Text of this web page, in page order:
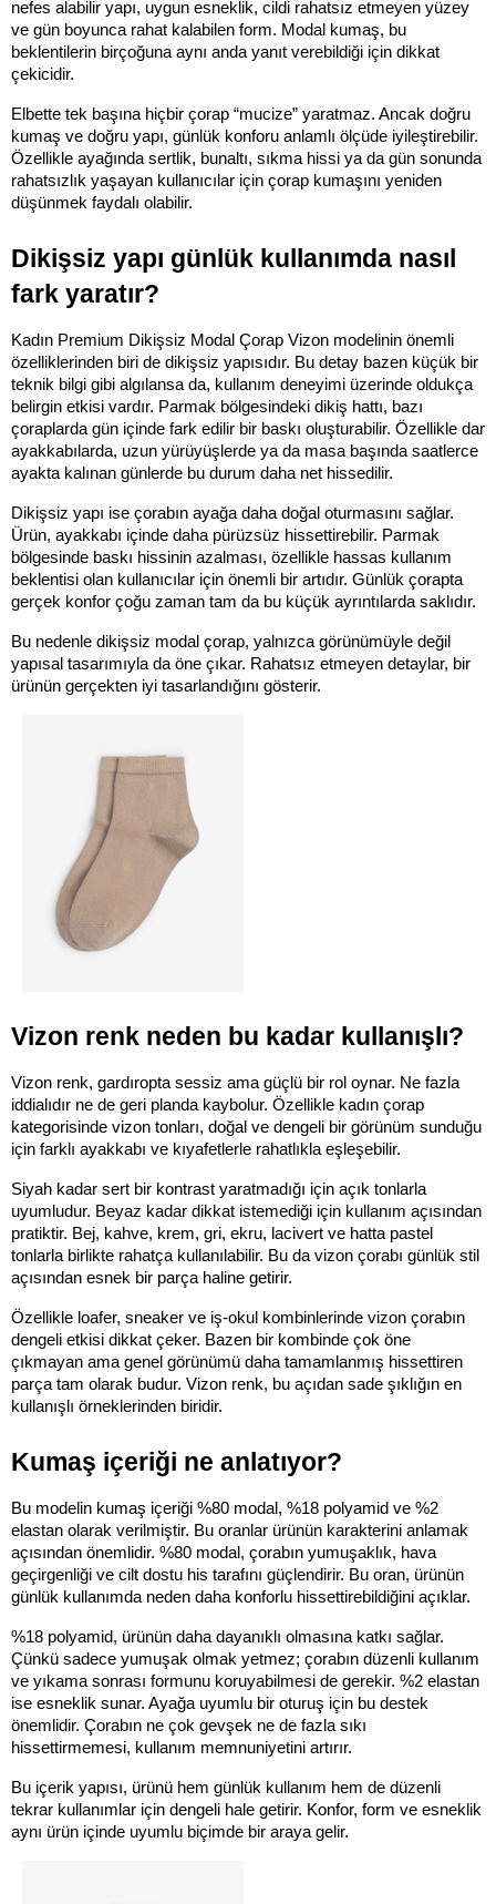
nefes alabilir yapı, uygun esneklik, cildi rahatsız etmeyen yüzey
ve gün boyunca rahat kalabilen form. Modal kumaş, bu
beklentilerin birçoğuna aynı anda yanıt verebildiği için dikkat
çekicidir.
Elbette tek başına hiçbir çorap “mucize” yaratmaz. Ancak doğru
kumaş ve doğru yapı, günlük konforu anlamlı ölçüde iyileştirebilir.
Özellikle ayağında sertlik, bunaltı, sıkma hissi ya da gün sonunda
rahatsızlık yaşayan kullanıcılar için çorap kumaşını yeniden
düşünmek faydalı olabilir.
Dikişsiz yapı günlük kullanımda nasıl
fark yaratır?
Kadın Premium Dikişsiz Modal Çorap Vizon modelinin önemli
özelliklerinden biri de dikişsiz yapısıdır. Bu detay bazen küçük bir
teknik bilgi gibi algılansa da, kullanım deneyimi üzerinde oldukça
belirgin etkisi vardır. Parmak bölgesindeki dikiş hattı, bazı
çoraplarda gün içinde fark edilir bir baskı oluşturabilir. Özellikle dar
ayakkabılarda, uzun yürüyüşlerde ya da masa başında saatlerce
ayakta kalınan günlerde bu durum daha net hissedilir.
Dikişsiz yapı ise çorabın ayağa daha doğal oturmasını sağlar.
Ürün, ayakkabı içinde daha pürüzsüz hissettirebilir. Parmak
bölgesinde baskı hissinin azalması, özellikle hassas kullanım
beklentisi olan kullanıcılar için önemli bir artıdır. Günlük çorapta
gerçek konfor çoğu zaman tam da bu küçük ayrıntılarda saklıdır.
Bu nedenle dikişsiz modal çorap, yalnızca görünümüyle değil
yapısal tasarımıyla da öne çıkar. Rahatsız etmeyen detaylar, bir
ürünün gerçekten iyi tasarlandığını gösterir.
Vizon renk neden bu kadar kullanışlı?
Vizon renk, gardıropta sessiz ama güçlü bir rol oynar. Ne fazla
iddialıdır ne de geri planda kaybolur. Özellikle kadın çorap
kategorisinde vizon tonları, doğal ve dengeli bir görünüm sunduğu
için farklı ayakkabı ve kıyafetlerle rahatlıkla eşleşebilir.
Siyah kadar sert bir kontrast yaratmadığı için açık tonlarla
uyumludur. Beyaz kadar dikkat istemediği için kullanım açısından
pratiktir. Bej, kahve, krem, gri, ekru, lacivert ve hatta pastel
tonlarla birlikte rahatça kullanılabilir. Bu da vizon çorabı günlük stil
açısından esnek bir parça haline getirir.
Özellikle loafer, sneaker ve iş-okul kombinlerinde vizon çorabın
dengeli etkisi dikkat çeker. Bazen bir kombinde çok öne
çıkmayan ama genel görünümü daha tamamlanmış hissettiren
parça tam olarak budur. Vizon renk, bu açıdan sade şıklığın en
kullanışlı örneklerinden biridir.
Kumaş içeriği ne anlatıyor?
Bu modelin kumaş içeriği %80 modal, %18 polyamid ve %2
elastan olarak verilmiştir. Bu oranlar ürünün karakterini anlamak
açısından önemlidir. %80 modal, çorabın yumuşaklık, hava
geçirgenliği ve cilt dostu his tarafını güçlendirir. Bu oran, ürünün
günlük kullanımda neden daha konforlu hissettirebildiğini açıklar.
%18 polyamid, ürünün daha dayanıklı olmasına katkı sağlar.
Çünkü sadece yumuşak olmak yetmez; çorabın düzenli kullanım
ve yıkama sonrası formunu koruyabilmesi de gerekir. %2 elastan
ise esneklik sunar. Ayağa uyumlu bir oturuş için bu destek
önemlidir. Çorabın ne çok gevşek ne de fazla sıkı
hissettirmemesi, kullanım memnuniyetini artırır.
Bu içerik yapısı, ürünü hem günlük kullanım hem de düzenli
tekrar kullanımlar için dengeli hale getirir. Konfor, form ve esneklik
aynı ürün içinde uyumlu biçimde bir araya gelir.